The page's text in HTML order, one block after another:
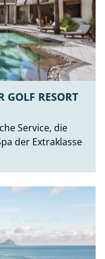
GOLF RESORT
Service, die
der Extraklasse